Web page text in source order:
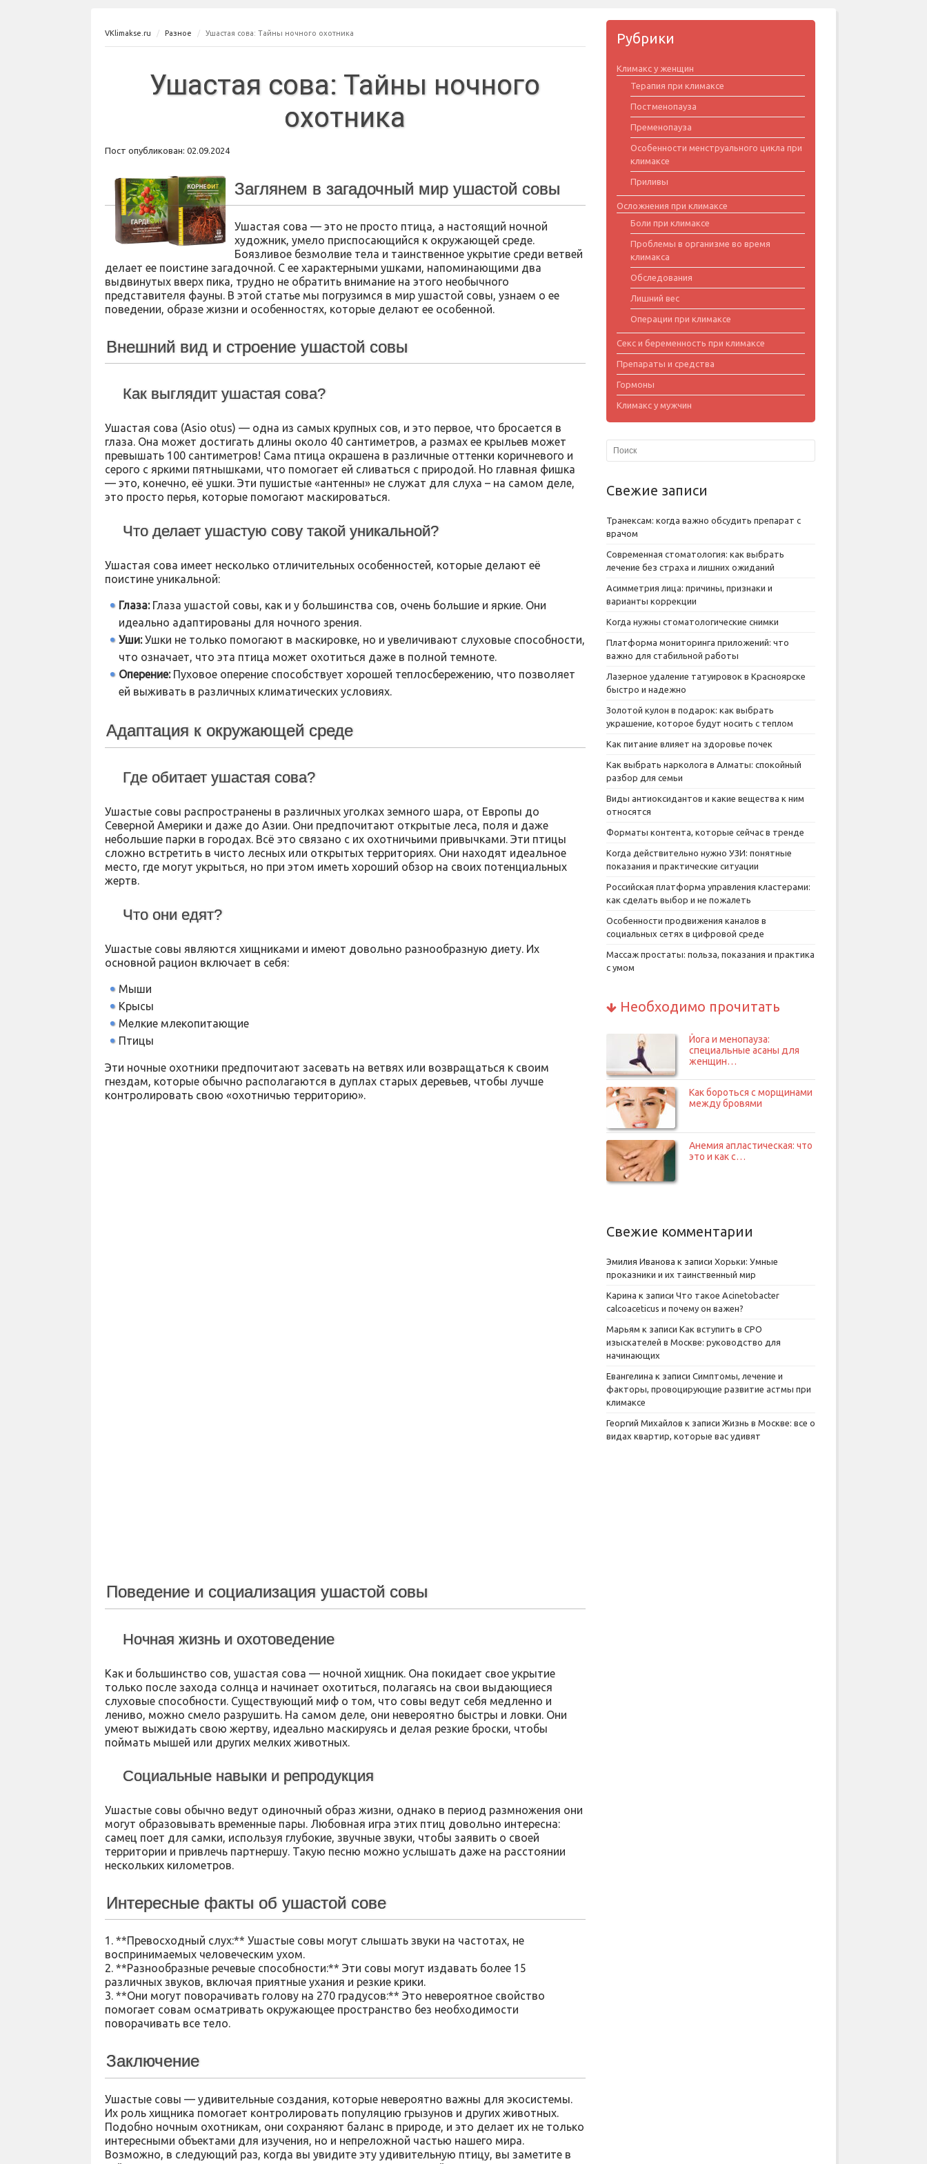
VKlimakse.ru Разное Ушастая сова: Тайны ночного охотника
Ушастая сова: Тайны ночного
охотника
Пост опубликован: 02.09.2024
Заглянем в загадочный мир ушастой совы
Ушастая сова — это не просто птица, а настоящий ночной
художник, умело приспосающийся к окружающей среде.
Боязливое безмолвие тела и таинственное укрытие среди ветвей
делает ее поистине загадочной. С ее характерными ушками, напоминающими два
выдвинутых вверх пика, трудно не обратить внимание на этого необычного
представителя фауны. В этой статье мы погрузимся в мир ушастой совы, узнаем о ее
поведении, образе жизни и особенностях, которые делают ее особенной.
Внешний вид и строение ушастой совы
Как выглядит ушастая сова?
Ушастая сова (Asio otus) — одна из самых крупных сов, и это первое, что бросается в
глаза. Она может достигать длины около 40 сантиметров, а размах ее крыльев может
превышать 100 сантиметров! Сама птица окрашена в различные оттенки коричневого и
серого с яркими пятнышками, что помогает ей сливаться с природой. Но главная фишка
— это, конечно, её ушки. Эти пушистые «антенны» не служат для слуха – на самом деле,
это просто перья, которые помогают маскироваться.
Что делает ушастую сову такой уникальной?
Ушастая сова имеет несколько отличительных особенностей, которые делают её
поистине уникальной:
Глаза:Глаза ушастой совы, как и у большинства сов, очень большие и яркие. Они
идеально адаптированы для ночного зрения.
Уши:Ушки не только помогают в маскировке, но и увеличивают слуховые способности,
что означает, что эта птица может охотиться даже в полной темноте.
Оперение:Пуховое оперение способствует хорошей теплосбережению, что позволяет
ей выживать в различных климатических условиях.
Адаптация к окружающей среде
Где обитает ушастая сова?
Ушастые совы распространены в различных уголках земного шара, от Европы до
Северной Америки и даже до Азии. Они предпочитают открытые леса, поля и даже
небольшие парки в городах. Всё это связано с их охотничьими привычками. Эти птицы
сложно встретить в чисто лесных или открытых территориях. Они находят идеальное
место, где могут укрыться, но при этом иметь хороший обзор на своих потенциальных
жертв.
Что они едят?
Ушастые совы являются хищниками и имеют довольно разнообразную диету. Их
основной рацион включает в себя:
Мыши
Крысы
Мелкие млекопитающие
Птицы
Эти ночные охотники предпочитают засевать на ветвях или возвращаться к своим
гнездам, которые обычно располагаются в дуплах старых деревьев, чтобы лучше
контролировать свою «охотничью территорию».
Поведение и социализация ушастой совы
Ночная жизнь и охотоведение
Как и большинство сов, ушастая сова — ночной хищник. Она покидает свое укрытие
только после захода солнца и начинает охотиться, полагаясь на свои выдающиеся
слуховые способности. Существующий миф о том, что совы ведут себя медленно и
лениво, можно смело разрушить. На самом деле, они невероятно быстры и ловки. Они
умеют выжидать свою жертву, идеально маскируясь и делая резкие броски, чтобы
поймать мышей или других мелких животных.
Социальные навыки и репродукция
Ушастые совы обычно ведут одиночный образ жизни, однако в период размножения они
могут образовывать временные пары. Любовная игра этих птиц довольно интересна:
самец поет для самки, используя глубокие, звучные звуки, чтобы заявить о своей
территории и привлечь партнершу. Такую песню можно услышать даже на расстоянии
нескольких километров.
Интересные факты об ушастой сове
1. **Превосходный слух:** Ушастые совы могут слышать звуки на частотах, не
воспринимаемых человеческим ухом.
2. **Разнообразные речевые способности:** Эти совы могут издавать более 15
различных звуков, включая приятные ухания и резкие крики.
3. **Они могут поворачивать голову на 270 градусов:** Это невероятное свойство
помогает совам осматривать окружающее пространство без необходимости
поворачивать все тело.
Заключение
Ушастые совы — удивительные создания, которые невероятно важны для экосистемы.
Их роль хищника помогает контролировать популяцию грызунов и других животных.
Подобно ночным охотникам, они сохраняют баланс в природе, и это делает их не только
интересными объектами для изучения, но и непреложной частью нашего мира.
Возможно, в следующий раз, когда вы увидите эту удивительную птицу, вы заметите в
Рубрики
Климакс у женщин
Терапия при климаксе
Постменопауза
Пременопауза
Особенности менструального цикла при
климаксе
Приливы
Осложнения при климаксе
Боли при климаксе
Проблемы в организме во время
климакса
Обследования
Лишний вес
Операции при климаксе
Секс и беременность при климаксе
Препараты и средства
Гормоны
Климакс у мужчин
Свежие записи
Транексам: когда важно обсудить препарат с
врачом
Современная стоматология: как выбрать
лечение без страха и лишних ожиданий
Асимметрия лица: причины, признаки и
варианты коррекции
Когда нужны стоматологические снимки
Платформа мониторинга приложений: что
важно для стабильной работы
Лазерное удаление татуировок в Красноярске
быстро и надежно
Золотой кулон в подарок: как выбрать
украшение, которое будут носить с теплом
Как питание влияет на здоровье почек
Как выбрать нарколога в Алматы: спокойный
разбор для семьи
Виды антиоксидантов и какие вещества к ним
относятся
Форматы контента, которые сейчас в тренде
Когда действительно нужно УЗИ: понятные
показания и практические ситуации
Российская платформа управления кластерами:
как сделать выбор и не пожалеть
Особенности продвижения каналов в
социальных сетях в цифровой среде
Массаж простаты: польза, показания и практика
с умом
Необходимо прочитать
Йога и менопауза:
специальные асаны для
женщин…
Как бороться с морщинами
между бровями
Анемия апластическая: что
это и как с…
Свежие комментарии
Эмилия Иванова к записи Хорьки: Умные
проказники и их таинственный мир
Карина к записи Что такое Acinetobacter
calcoaceticus и почему он важен?
Марьям к записи Как вступить в СРО
изыскателей в Москве: руководство для
начинающих
Евангелина к записи Симптомы, лечение и
факторы, провоцирующие развитие астмы при
климаксе
Георгий Михайлов к записи Жизнь в Москве: все о
видах квартир, которые вас удивят